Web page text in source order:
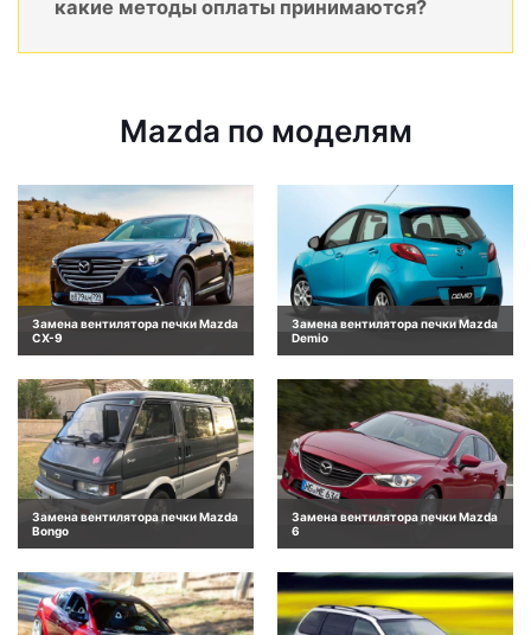
какие методы оплаты принимаются?
Mazda по моделям
Замена вентилятора печки Mazda
CX-9
Замена вентилятора печки Mazda
Demio
Замена вентилятора печки Mazda
Bongo
Замена вентилятора печки Mazda
6